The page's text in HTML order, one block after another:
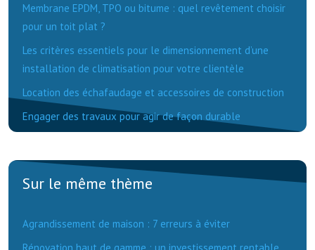
Membrane EPDM, TPO ou bitume : quel revêtement choisir
pour un toit plat ?
Les critères essentiels pour le dimensionnement d’une
installation de climatisation pour votre clientèle
Location des échafaudage et accessoires de construction
Engager des travaux pour agir de façon durable
Sur le même thème
Agrandissement de maison : 7 erreurs à éviter